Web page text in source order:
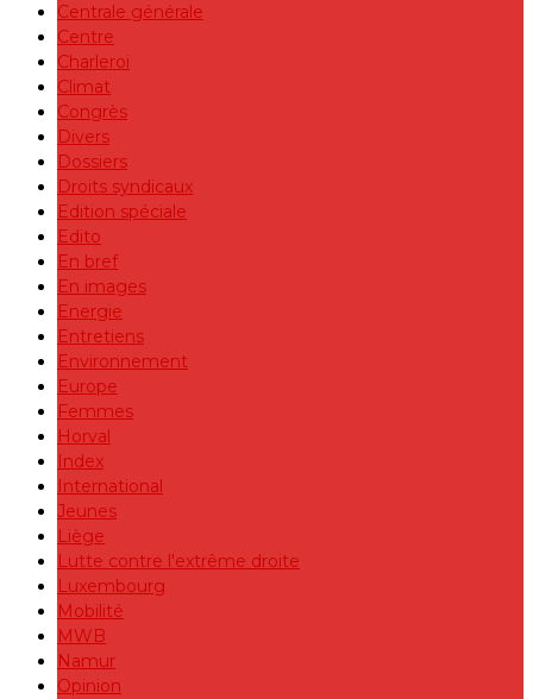
Centrale générale
Centre
Charleroi
Climat
Congrès
Divers
Dossiers
Droits syndicaux
Edition spéciale
Edito
En bref
En images
Energie
Entretiens
Environnement
Europe
Femmes
Horval
Index
International
Jeunes
Liège
Lutte contre l'extrême droite
Luxembourg
Mobilité
MWB
Namur
Opinion